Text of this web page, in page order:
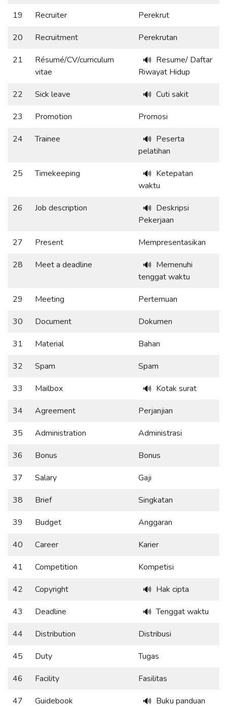
19
Recruiter
Perekrut
20
Recruitment
Perekrutan
21
Résumé/CV/curriculum
vitae
🔊 Resume/ Daftar
Riwayat Hidup
22
Sick leave 🔊 Cuti sakit
23
Promotion
Promosi
24
Trainee 🔊 Peserta
pelatihan
25
Timekeeping 🔊 Ketepatan
waktu
26
Job description 🔊 Deskripsi
Pekerjaan
27
Present
Mempresentasikan
28
Meet a deadline 🔊 Memenuhi
tenggat waktu
29
Meeting
Pertemuan
30
Document
Dokumen
31
Material
Bahan
32
Spam
Spam
33
Mailbox 🔊 Kotak surat
34
Agreement
Perjanjian
35
Administration
Administrasi
36
Bonus
Bonus
37
Salary
Gaji
38
Brief
Singkatan
39
Budget
Anggaran
40
Career
Karier
41
Competition
Kompetisi
42
Copyright 🔊 Hak cipta
43
Deadline 🔊 Tenggat waktu
44
Distribution
Distribusi
45
Duty
Tugas
46
Facility
Fasilitas
47
Guidebook 🔊 Buku panduan